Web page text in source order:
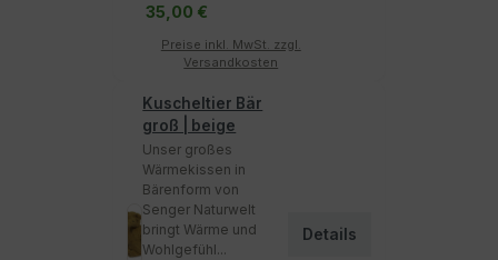
35,00 €
Preise inkl. MwSt. zzgl.
Versandkosten
Kuscheltier Bär
groß | beige
Unser großes
Wärmekissen in
Bärenform von
Senger Naturwelt
bringt Wärme und
Wohlgefühl...
Details